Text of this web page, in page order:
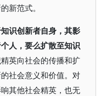
新范式。
识创新者自身，其影
人，要么扩散至知识
英向社会的传播和扩
社会意义和价值。对
其他社会精英，也无